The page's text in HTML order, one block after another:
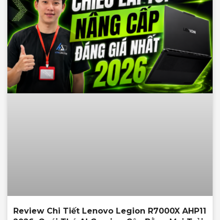
Review Chi Tiết Lenovo Legion R7000X AHP11